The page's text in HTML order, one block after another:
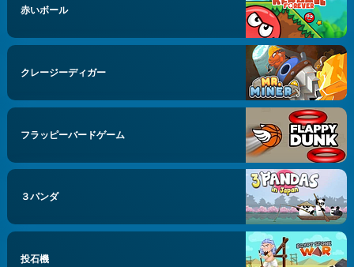
赤いボール
クレージーディガー
フラッピーバードゲーム
３パンダ
投石機